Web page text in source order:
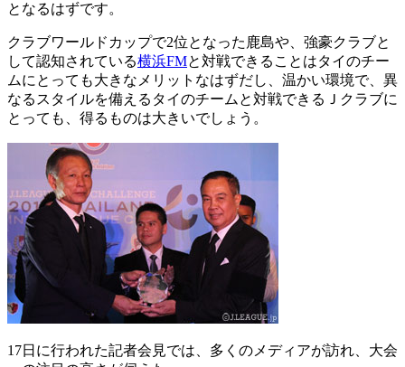
となるはずです。
クラブワールドカップで2位となった鹿島や、強豪クラブと
して認知されている横浜FMと対戦できることはタイのチー
ムにとっても大きなメリットなはずだし、温かい環境で、異
なるスタイルを備えるタイのチームと対戦できるＪクラブに
とっても、得るものは大きいでしょう。
17日に行われた記者会見では、多くのメディアが訪れ、大会